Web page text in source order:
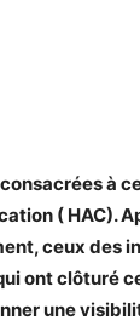
à
( HAC).
ceux des
ont clôturé
une